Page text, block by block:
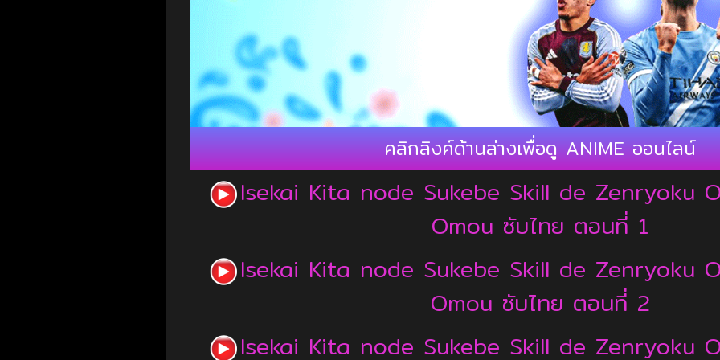
คลิกลิงค์ด้านล่างเพื่อดู ANIME ออนไลน์
Isekai Kita node Sukebe Skill de Zenryoku
Omou ซับไทย ตอนที่ 1
Isekai Kita node Sukebe Skill de Zenryoku
Omou ซับไทย ตอนที่ 2
Isekai Kita node Sukebe Skill de Zenryoku